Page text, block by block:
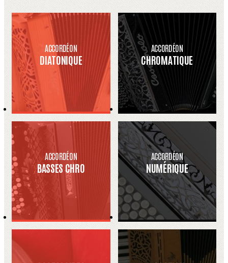
ACCORDÉON
DIATONIQUE
ACCORDÉON
CHROMATIQUE
ACCORDÉON
BASSES CHRO
ACCORDÉON
NUMÉRIQUE